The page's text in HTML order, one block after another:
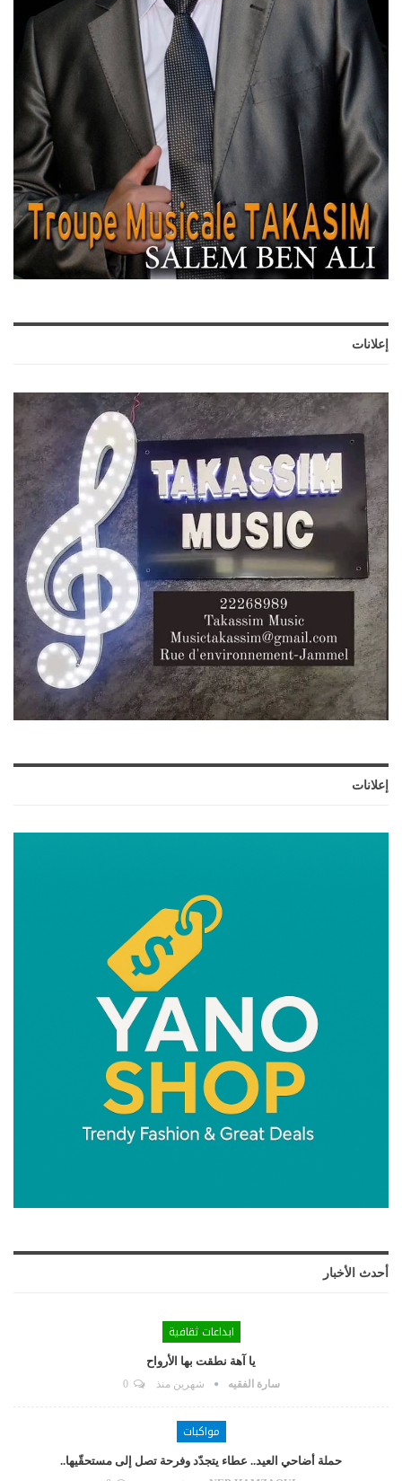
إعلانات
إعلانات
أحدث الأخبار
ابداعات ثقافية
يا آهة نطقت بها الأرواح
سارة الفقيه شهرين منذ 0
مواكبات
حملة أضاحي العيد.. عطاء يتجدّد وفرحة تصل إلى مستحقّيها..